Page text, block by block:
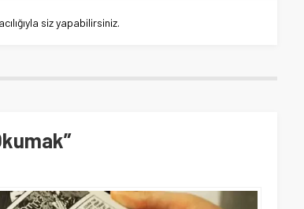
siz yapabilirsiniz.